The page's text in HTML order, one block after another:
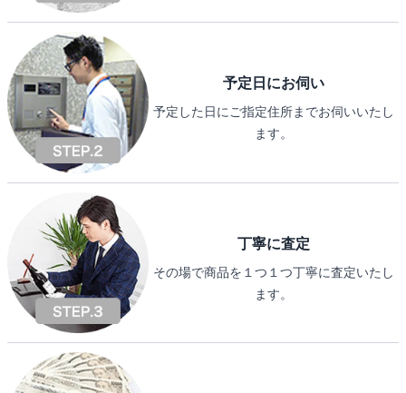
予定日にお伺い
予定した日にご指定住所までお伺いいたし
ます。
丁寧に査定
その場で商品を１つ１つ丁寧に査定いたし
ます。